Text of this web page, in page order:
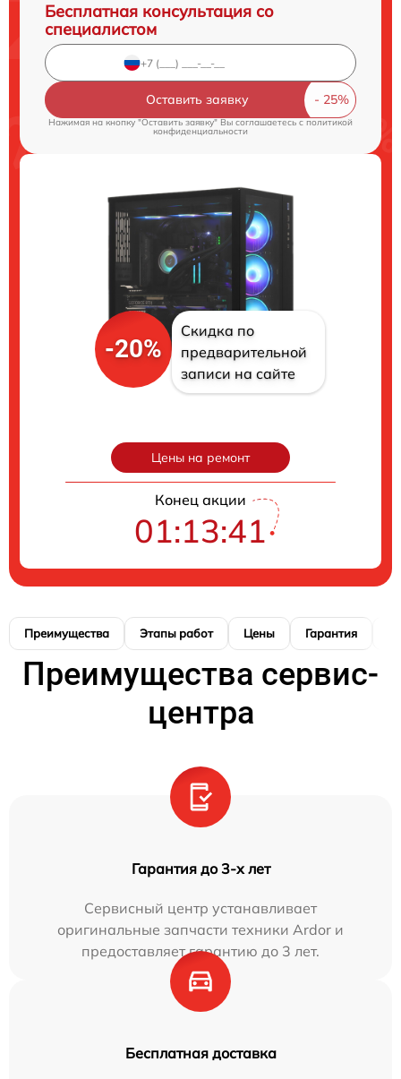
Бесплатная консультация со
специалистом
Оставить заявку
Нажимая на кнопку "Оставить заявку" Вы соглашаетесь cполитикой
конфиденциальности
-20%
Скидка по
предварительной
записи на сайте
Цены на ремонт
Конец акции
01:13:40
Преимущества Этапы работ Цены Гарантия
Преимущества сервис-
центра
Гарантия до 3-х лет
Сервисный центр устанавливает
оригинальные запчасти техники Ardor и
предоставляет гарантию до 3 лет.
Бесплатная доставка